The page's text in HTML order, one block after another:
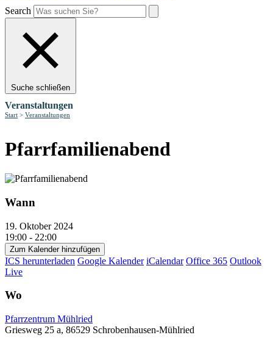
Search
Suche schließen
Veranstaltungen
Start > Veranstaltungen
Pfarrfamilienabend
Wann
19. Oktober 2024
19:00 - 22:00
Zum Kalender hinzufügen
ICS herunterladen Google Kalender iCalendar Office 365 Outlook
Live
Wo
Pfarrzentrum Mühlried
Griesweg 25 a, 86529 Schrobenhausen-Mühlried